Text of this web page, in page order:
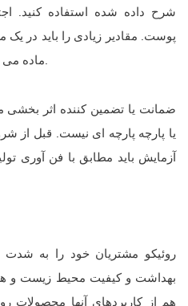
پوست. مقادیر زیادی را باید در یک
ماده می تواند شرایط لغزنده ای ایجاد کند.
یا پارچه پارچه ای نیست. قبل از
آزمایش باید مطابق با فن آوری
روئیکو مشتریان خود را به
بهداشت و کیفیت محیط زیست و
هم از کاربردهای آنها محصولات